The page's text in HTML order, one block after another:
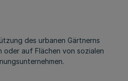
des urbanen Gärtnerns
auf Flächen von sozialen